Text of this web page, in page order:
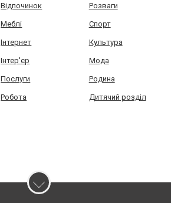
Відпочинок Розваги
Меблі Спорт
Інтернет Культура
Інтер'єр Мода
Послуги Родина
Робота Дитячий розділ